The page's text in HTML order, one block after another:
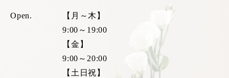
Open.
【月～木】
9:00～19:00
【金】
9:00～20:00
【土日祝】